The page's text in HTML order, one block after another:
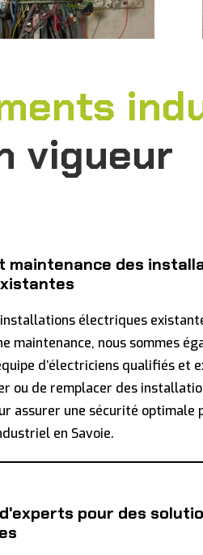
vigueur
maintenance des
installations électriques
maintenance, nous sommes
d’électriciens qualifiés et
ou de remplacer des
assurer une sécurité optimale
en Savoie.
pour des